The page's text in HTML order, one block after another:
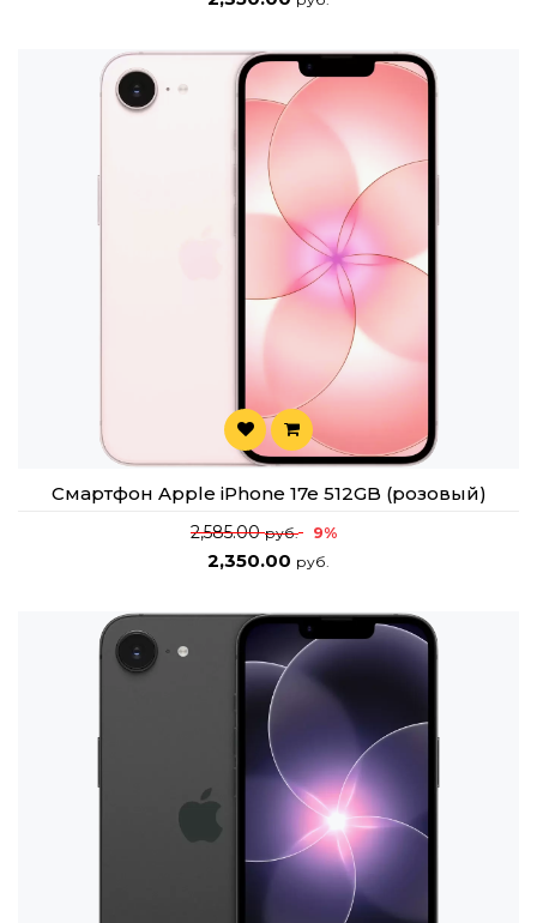
Смартфон Apple iPhone 17e 512GB (розовый)
2,585.00руб. 9%
2,350.00 руб.